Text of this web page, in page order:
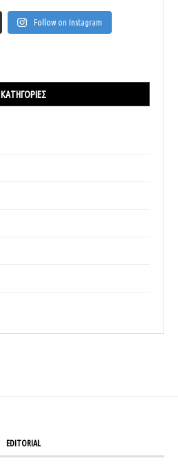
Follow on Instagram
ΚΑΤΗΓΟΡΊΕΣ
EDITORIAL